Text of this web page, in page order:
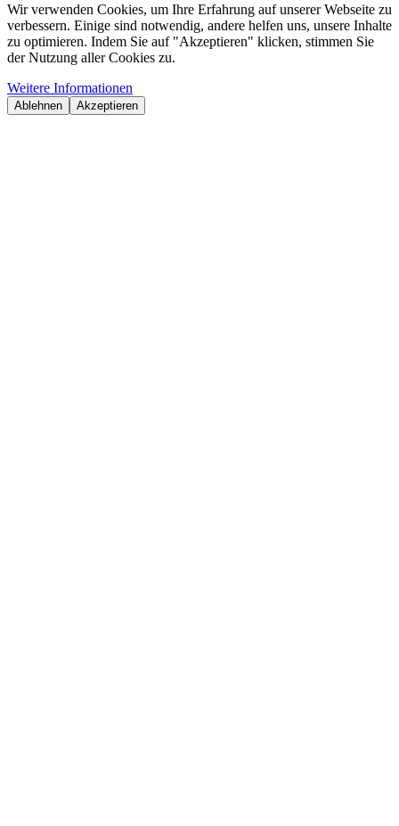
Wir verwenden Cookies, um Ihre Erfahrung auf unserer Webseite zu
verbessern. Einige sind notwendig, andere helfen uns, unsere Inhalte
zu optimieren. Indem Sie auf "Akzeptieren" klicken, stimmen Sie
der Nutzung aller Cookies zu.
Weitere Informationen
Ablehnen Akzeptieren